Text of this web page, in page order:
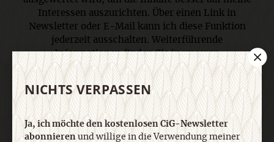
Interessen auszurichten. Über einen Link in
Newsletter oder E-Mail kann ich diese Funktion
jederzeit ausschalten. Weiterführende
Informationen finden Sie in unseren
Datenschutzhinweisen.
E-Mail
NICHTS VERPASSEN
Ja, ich möchte den kostenlosen CiG-Newsletter
abonnierenund willige in die Verwendung meiner